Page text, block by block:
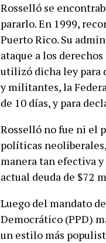
Rosselló se
pararlo. En 1999,
Puerto Rico. Su
ataque a los
utilizó dicha ley para
y militantes, la
de 10 días, y para
Rosselló no fue ni el
políticas
manera tan efectiva
actual deuda de $72
Luego del mandato
Democrático (PPD)
un estilo más